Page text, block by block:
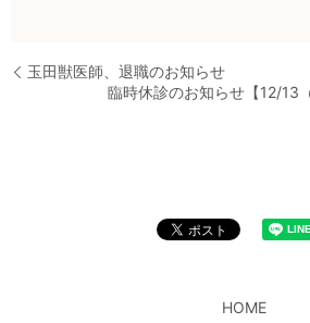
玉田獣医師、退職のお知らせ
臨時休診のお知らせ【12/13
HOME